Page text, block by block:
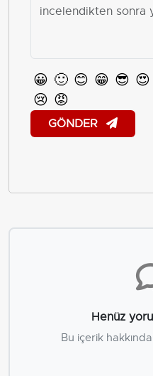
😀 🙂 😊 😁 😎 😍
😢 😡
GÖNDER
Henüz
Bu içerik